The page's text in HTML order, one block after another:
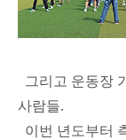
그리고 운동장
사람들.
이번 년도부터